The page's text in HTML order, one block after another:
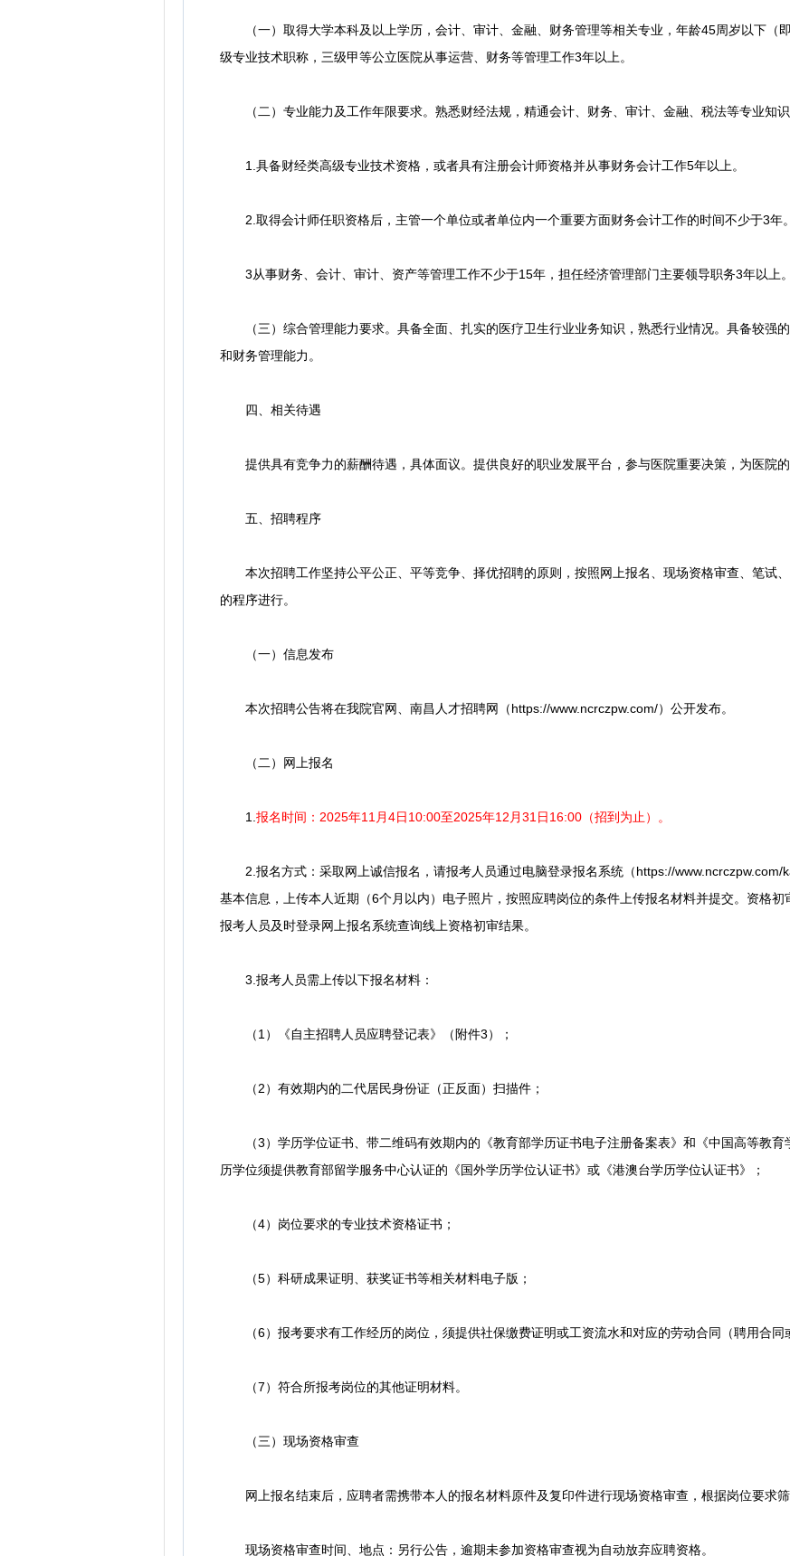
（一）取得大学本科及以上学历，会计、审计、金融、财务管理等相关专业，年龄45周岁以下（
级专业技术职称，三级甲等公立医院从事运营、财务等管理工作3年以上。
（二）专业能力及工作年限要求。熟悉财经法规，精通会计、财务、审计、金融、税法等专业知识
1.具备财经类高级专业技术资格，或者具有注册会计师资格并从事财务会计工作5年以上。
2.取得会计师任职资格后，主管一个单位或者单位内一个重要方面财务会计工作的时间不少于3年。
3从事财务、会计、审计、资产等管理工作不少于15年，担任经济管理部门主要领导职务3年以上。
（三）综合管理能力要求。具备全面、扎实的医疗卫生行业业务知识，熟悉行业情况。具备较强
和财务管理能力。
四、相关待遇
提供具有竞争力的薪酬待遇，具体面议。提供良好的职业发展平台，参与医院重要决策，为医院的
五、招聘程序
本次招聘工作坚持公平公正、平等竞争、择优招聘的原则，按照网上报名、现场资格审查、笔试
的程序进行。
（一）信息发布
本次招聘公告将在我院官网、南昌人才招聘网（https://www.ncrczpw.com/）公开发布。
（二）网上报名
1. 报名时间：2025年11月4日10:00至2025年12月31日16:00（招到为止）。
2.报名方式：采取网上诚信报名，请报考人员通过电脑登录报名系统（https://www.ncrczpw.com/
基本信息，上传本人近期（6个月以内）电子照片，按照应聘岗位的条件上传报名材料并提交。资格
报考人员及时登录网上报名系统查询线上资格初审结果。
3.报考人员需上传以下报名材料：
（1）《自主招聘人员应聘登记表》（附件3）；
（2）有效期内的二代居民身份证（正反面）扫描件；
（3）学历学位证书、带二维码有效期内的《教育部学历证书电子注册备案表》和《中国高等教育
历学位须提供教育部留学服务中心认证的《国外学历学位认证书》或《港澳台学历学位认证书》；
（4）岗位要求的专业技术资格证书；
（5）科研成果证明、获奖证书等相关材料电子版；
（6）报考要求有工作经历的岗位，须提供社保缴费证明或工资流水和对应的劳动合同（聘用合同
（7）符合所报考岗位的其他证明材料。
（三）现场资格审查
网上报名结束后，应聘者需携带本人的报名材料原件及复印件进行现场资格审查，根据岗位要求筛
现场资格审查时间、地点：另行公告，逾期未参加资格审查视为自动放弃应聘资格。